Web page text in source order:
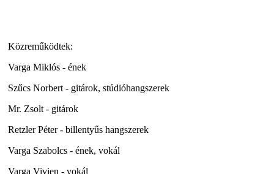
Közreműködtek:
Varga Miklós - ének
Szűcs Norbert - gitárok, stúdióhangszerek
Mr. Zsolt - gitárok
Retzler Péter - billentyűs hangszerek
Varga Szabolcs - ének, vokál
Varga Vivien - vokál